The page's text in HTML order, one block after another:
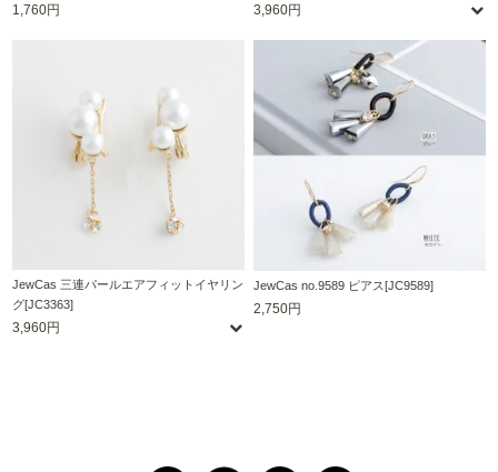
1,760円 3,960円
JewCas 三連パールエアフィットイヤリン
グ[JC3363]
3,960円
JewCas no.9589 ピアス[JC9589]
2,750円